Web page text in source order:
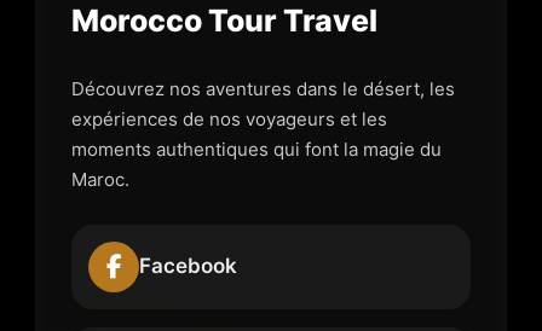
Morocco Tour Travel
Découvrez nos aventures dans le désert, les
expériences de nos voyageurs et les
moments authentiques qui font la magie du
Maroc.
Facebook